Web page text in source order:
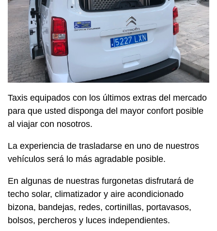
Taxis equipados con los últimos extras del mercado
para que usted disponga del mayor confort posible
al viajar con nosotros.
La experiencia de trasladarse en uno de nuestros
vehículos será lo más agradable posible.
En algunas de nuestras furgonetas disfrutará de
techo solar, climatizador y aire acondicionado
bizona, bandejas, redes, cortinillas, portavasos,
bolsos, percheros y luces independientes.